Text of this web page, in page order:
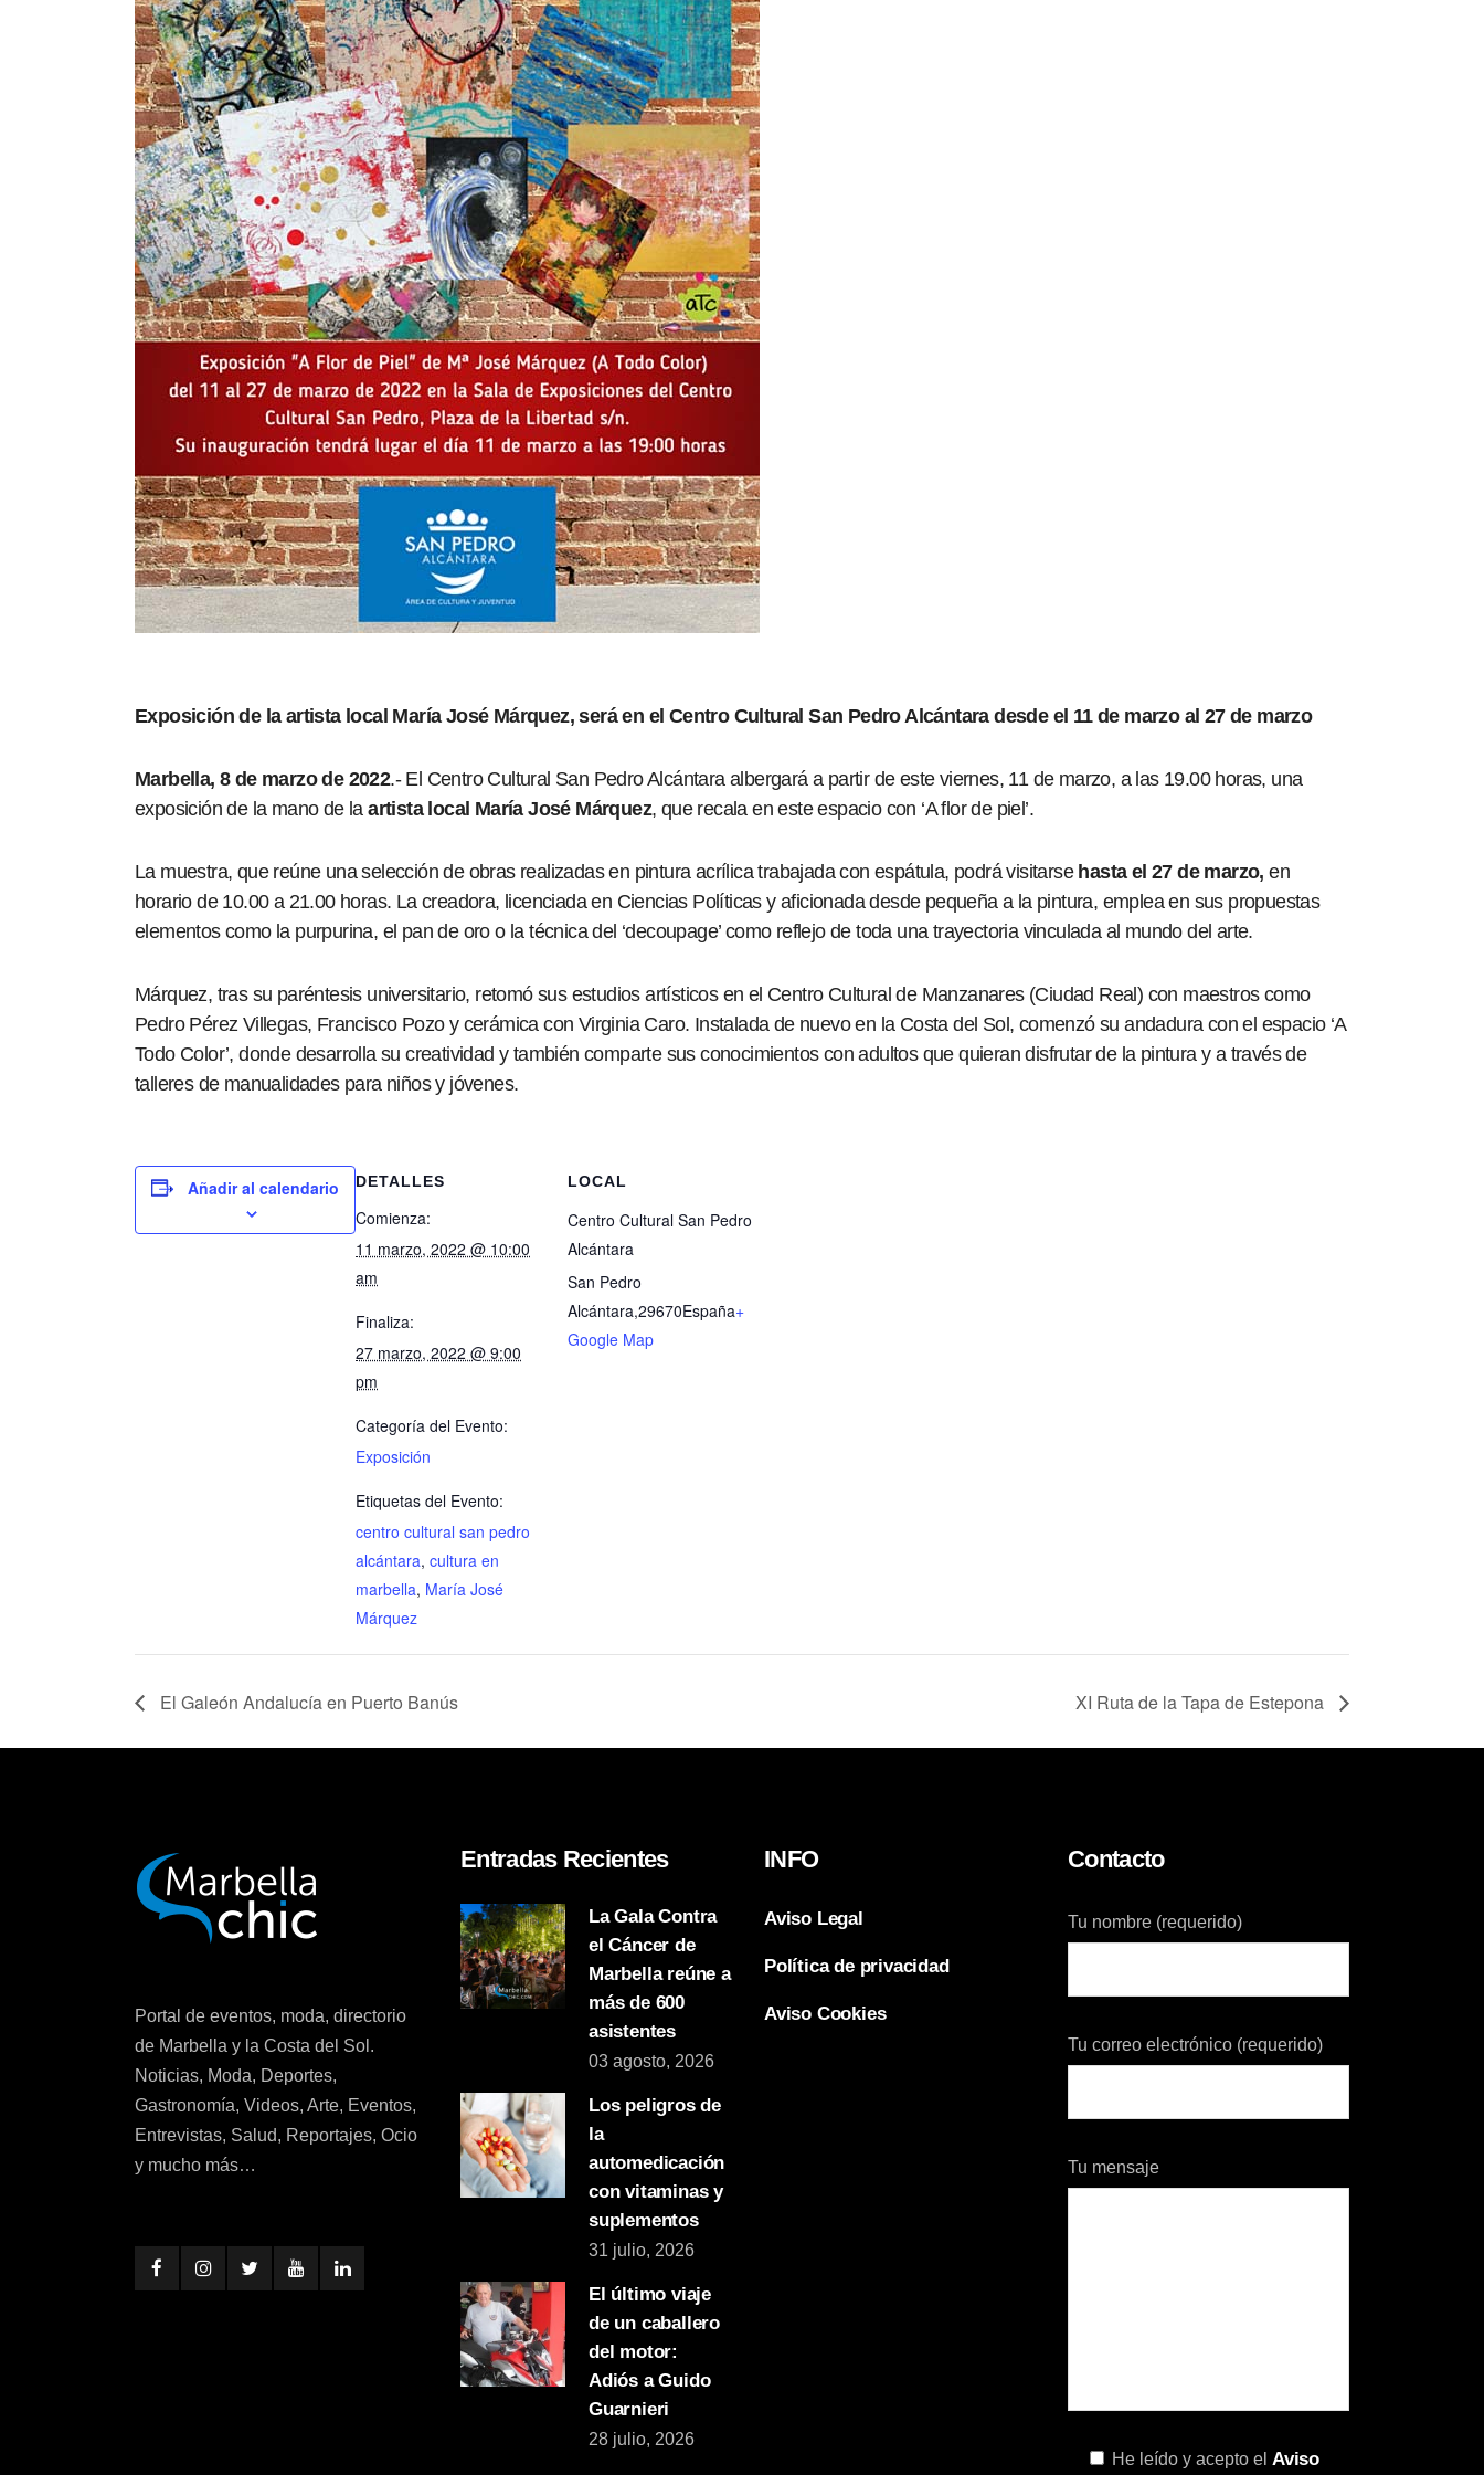
Exposición de la artista local María José Márquez, será en el Centro Cultural San Pedro Alcántara desde el 11 de marzo al 27 de marzo
Marbella, 8 de marzo de 2022.- El Centro Cultural San Pedro Alcántara albergará a partir de este viernes, 11 de marzo, a las 19.00 horas, una
exposición de la mano de laartista local María José Márquez, que recala en este espacio con ‘A flor de piel’.
La muestra, que reúne una selección de obras realizadas en pintura acrílica trabajada con espátula, podrá visitarse hasta el 27 de marzo, en
horario de 10.00 a 21.00 horas. La creadora, licenciada en Ciencias Políticas y aficionada desde pequeña a la pintura, emplea en sus propuestas
elementos como la purpurina, el pan de oro o la técnica del ‘decoupage’ como reflejo de toda una trayectoria vinculada al mundo del arte.
Márquez, tras su paréntesis universitario, retomó sus estudios artísticos en el Centro Cultural de Manzanares (Ciudad Real) con maestros como
Pedro Pérez Villegas, Francisco Pozo y cerámica con Virginia Caro. Instalada de nuevo en la Costa del Sol, comenzó su andadura con el espacio ‘A
Todo Color’, donde desarrolla su creatividad y también comparte sus conocimientos con adultos que quieran disfrutar de la pintura y a través de
talleres de manualidades para niños y jóvenes.
Añadir al calendario DETALLES
Comienza:
11 marzo, 2022 @ 10:00
am
Finaliza:
27 marzo, 2022 @ 9:00
pm
Categoría del Evento:
Exposición
Etiquetas del Evento:
centro cultural san pedro
alcántara, cultura en
marbella, María José
Márquez
LOCAL
Centro Cultural San Pedro
Alcántara
San Pedro
Alcántara,29670España+
Google Map
El Galeón Andalucía en Puerto Banús XI Ruta de la Tapa de Estepona
Portal de eventos, moda, directorio
de Marbella y la Costa del Sol.
Noticias, Moda, Deportes,
Gastronomía, Videos, Arte, Eventos,
Entrevistas, Salud, Reportajes, Ocio
y mucho más…
Entradas Recientes
La Gala Contra
el Cáncer de
Marbella reúne a
más de 600
asistentes
03 agosto, 2026
Los peligros de
la
automedicación
con vitaminas y
suplementos
31 julio, 2026
El último viaje
de un caballero
del motor:
Adiós a Guido
Guarnieri
28 julio, 2026
INFO
Aviso Legal
Política de privacidad
Aviso Cookies
Contacto
Tu nombre (requerido)
Tu correo electrónico (requerido)
Tu mensaje
He leído y acepto el Aviso